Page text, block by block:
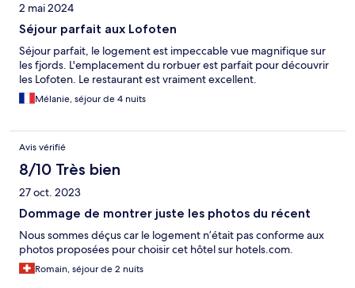
2 mai 2024
Séjour parfait aux Lofoten
Séjour parfait, le logement est impeccable vue magnifique sur
les fjords. L'emplacement du rorbuer est parfait pour découvrir
les Lofoten. Le restaurant est vraiment excellent.
Mélanie, séjour de 4 nuits
Avis vérifié
8/10 Très bien
27 oct. 2023
Dommage de montrer juste les photos du récent
Nous sommes déçus car le logement n’était pas conforme aux
photos proposées pour choisir cet hôtel sur hotels.com.
Romain, séjour de 2 nuits